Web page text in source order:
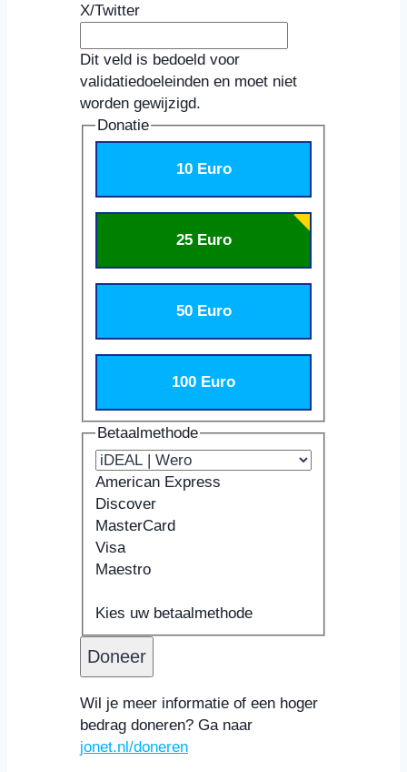
X/Twitter
Dit veld is bedoeld voor
validatiedoeleinden en moet niet
worden gewijzigd.
Donatie
10 Euro
25 Euro
50 Euro
100 Euro
Betaalmethode
American Express
Discover
MasterCard
Visa
Maestro
creditcards:
American
Express,
Discover,
MasterCard,
Visa,
Maestro
Kaarthouder
Kies uw betaalmethode
Wil je meer informatie of een hoger
bedrag doneren? Ga naar
jonet.nl/doneren